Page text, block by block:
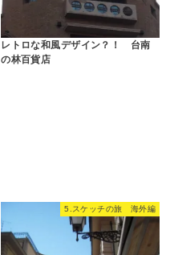
レトロな和風デザイン？！ 台南
の林百貨店
5.スケッチの旅 海外編